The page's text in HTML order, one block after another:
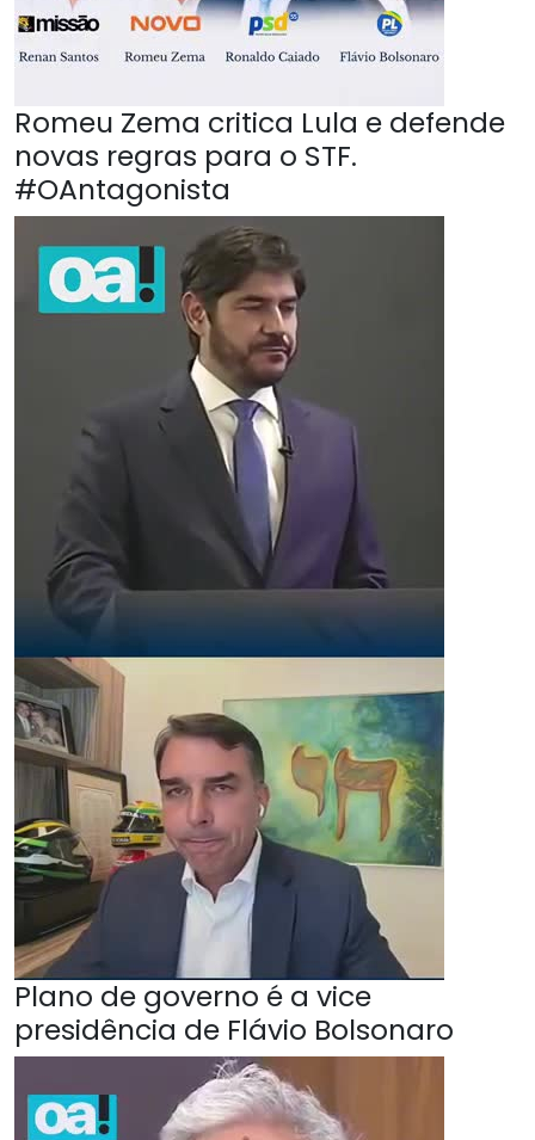
Romeu Zema critica Lula e defende
novas regras para o STF.
#OAntagonista
Plano de governo é a vice
presidência de Flávio Bolsonaro